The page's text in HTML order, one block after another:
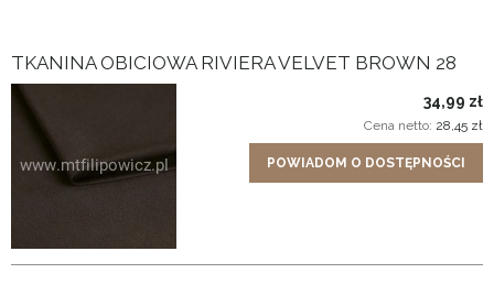
TKANINA OBICIOWA RIVIERA VELVET BROWN 28
34,99 zł
Cena netto: 28,45 zł
POWIADOM O DOSTĘPNOŚCI